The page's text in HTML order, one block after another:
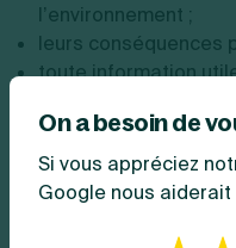
l’environnement ;
leurs conséquences
toute information
L’employeur doit
ses décisions sous 1
Si l’employeur estime
On a besoin de
Si vous appréciez
Google nous aiderait